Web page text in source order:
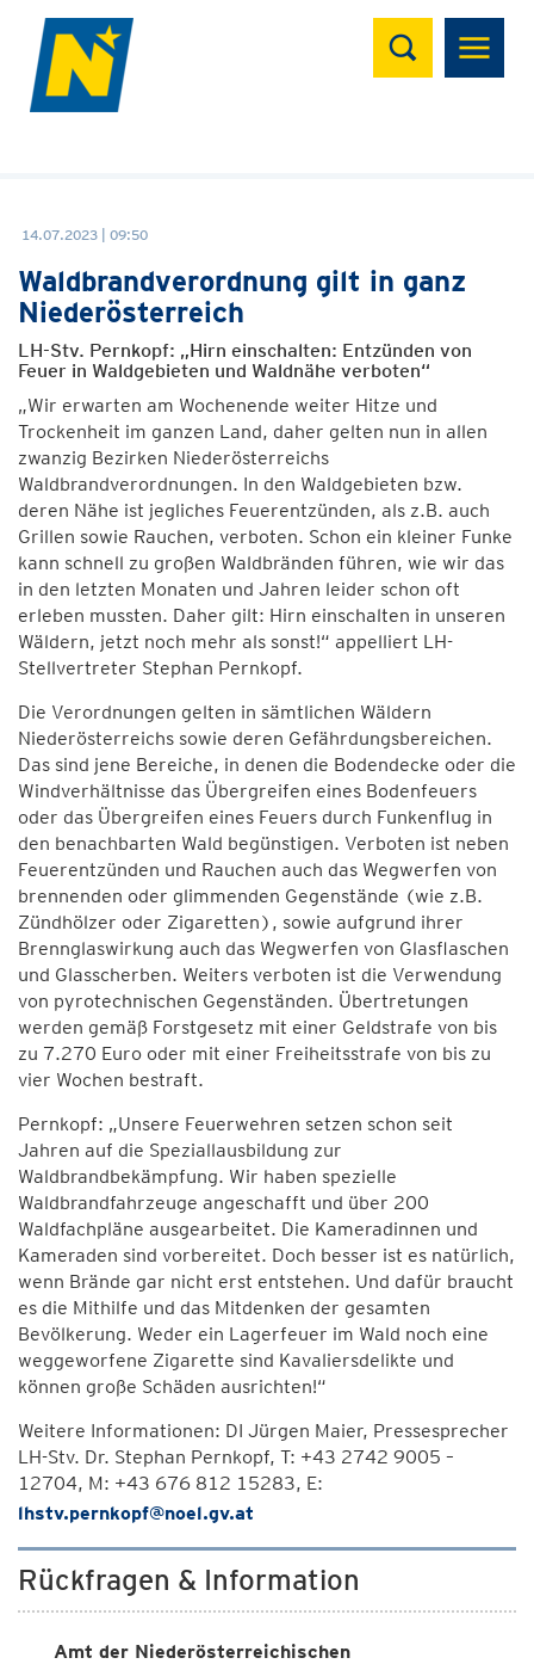
Suchen
14.07.2023 | 09:50
Waldbrandverordnung gilt in ganz
Niederösterreich
LH-Stv. Pernkopf: „Hirn einschalten: Entzünden von
Feuer in Waldgebieten und Waldnähe verboten“
„Wir erwarten am Wochenende weiter Hitze und
Trockenheit im ganzen Land, daher gelten nun in allen
zwanzig Bezirken Niederösterreichs
Waldbrandverordnungen. In den Waldgebieten bzw.
deren Nähe ist jegliches Feuerentzünden, als z.B. auch
Grillen sowie Rauchen, verboten. Schon ein kleiner Funke
kann schnell zu großen Waldbränden führen, wie wir das
in den letzten Monaten und Jahren leider schon oft
erleben mussten. Daher gilt: Hirn einschalten in unseren
Wäldern, jetzt noch mehr als sonst!“ appelliert LH-
Stellvertreter Stephan Pernkopf.
Die Verordnungen gelten in sämtlichen Wäldern
Niederösterreichs sowie deren Gefährdungsbereichen.
Das sind jene Bereiche, in denen die Bodendecke oder die
Windverhältnisse das Übergreifen eines Bodenfeuers
oder das Übergreifen eines Feuers durch Funkenflug in
den benachbarten Wald begünstigen. Verboten ist neben
Feuerentzünden und Rauchen auch das Wegwerfen von
brennenden oder glimmenden Gegenstände (wie z.B.
Zündhölzer oder Zigaretten), sowie aufgrund ihrer
Brennglaswirkung auch das Wegwerfen von Glasflaschen
und Glasscherben. Weiters verboten ist die Verwendung
von pyrotechnischen Gegenständen. Übertretungen
werden gemäß Forstgesetz mit einer Geldstrafe von bis
zu 7.270 Euro oder mit einer Freiheitsstrafe von bis zu
vier Wochen bestraft.
Pernkopf: „Unsere Feuerwehren setzen schon seit
Jahren auf die Speziallausbildung zur
Waldbrandbekämpfung. Wir haben spezielle
Waldbrandfahrzeuge angeschafft und über 200
Waldfachpläne ausgearbeitet. Die Kameradinnen und
Kameraden sind vorbereitet. Doch besser ist es natürlich,
wenn Brände gar nicht erst entstehen. Und dafür braucht
es die Mithilfe und das Mitdenken der gesamten
Bevölkerung. Weder ein Lagerfeuer im Wald noch eine
weggeworfene Zigarette sind Kavaliersdelikte und
können große Schäden ausrichten!“
Weitere Informationen: DI Jürgen Maier, Pressesprecher
LH-Stv. Dr. Stephan Pernkopf, T: +43 2742 9005 –
12704, M: +43 676 812 15283, E:
lhstv.pernkopf@noel.gv.at
Rückfragen & Information
Amt der Niederösterreichischen